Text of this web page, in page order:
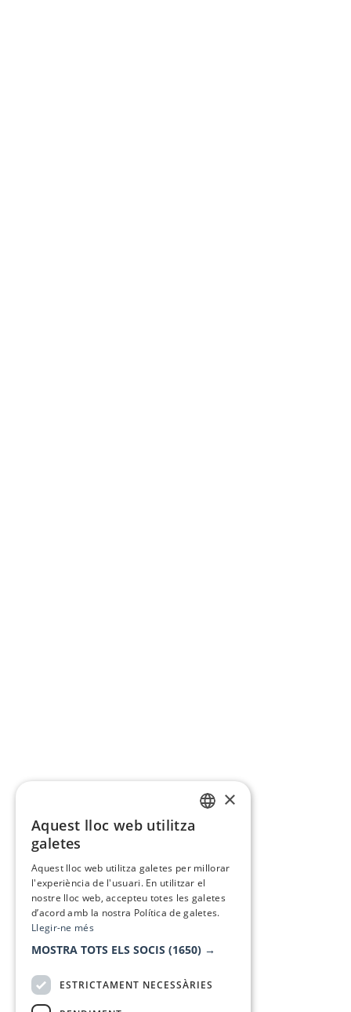
×
Aquest lloc web utilitza
galetes
Aquest lloc web utilitza galetes per millorar
l'experiència de l'usuari. En utilitzar el
nostre lloc web, accepteu totes les galetes
d’acord amb la nostra Política de galetes.
Llegir-ne més
MOSTRA TOTS ELS SOCIS (1650) →
ESTRICTAMENT NECESSÀRIES